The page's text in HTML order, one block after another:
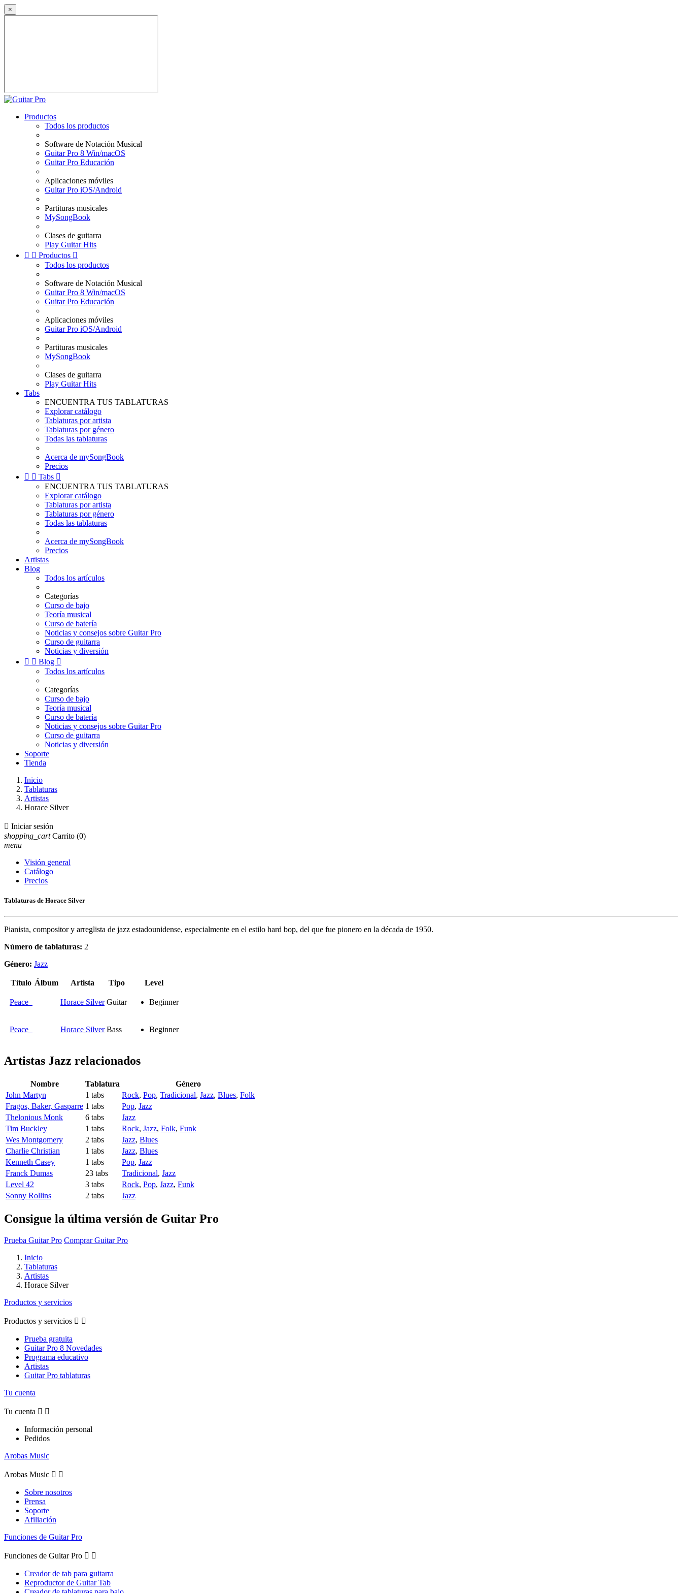
×
Productos
Todos los productos
Software de Notación Musical
Guitar Pro 8 Win/macOS
Guitar Pro Educación
Aplicaciones móviles
Guitar Pro iOS/Android
Partituras musicales
MySongBook
Clases de guitarra
Play Guitar Hits
  Productos 
Todos los productos
Software de Notación Musical
Guitar Pro 8 Win/macOS
Guitar Pro Educación
Aplicaciones móviles
Guitar Pro iOS/Android
Partituras musicales
MySongBook
Clases de guitarra
Play Guitar Hits
Tabs
ENCUENTRA TUS TABLATURAS
Explorar catálogo
Tablaturas por artista
Tablaturas por género
Todas las tablaturas
Acerca de mySongBook
Precios
  Tabs 
ENCUENTRA TUS TABLATURAS
Explorar catálogo
Tablaturas por artista
Tablaturas por género
Todas las tablaturas
Acerca de mySongBook
Precios
Artistas
Blog
Todos los artículos
Categorías
Curso de bajo
Teoría musical
Curso de batería
Noticias y consejos sobre Guitar Pro
Curso de guitarra
Noticias y diversión
  Blog 
Todos los artículos
Categorías
Curso de bajo
Teoría musical
Curso de batería
Noticias y consejos sobre Guitar Pro
Curso de guitarra
Noticias y diversión
Soporte
Tienda
Inicio
Tablaturas
Artistas
Horace Silver
 Iniciar sesión
shopping_cart Carrito (0)
menu
Visión general
Catálogo
Precios
Tablaturas de Horace Silver
Pianista, compositor y arreglista de jazz estadounidense, especialmente en el estilo hard bop, del que fue pionero en la década de 1950.
Número de tablaturas: 2
Género: Jazz
Título Álbum Artista Tipo Level
Peace Horace Silver Guitar Beginner
Peace Horace Silver Bass Beginner
Artistas Jazz relacionados
Nombre Tablatura
Género
John Martyn
1 tabs Rock, Pop, Tradicional, Jazz, Blues, Folk
Fragos, Baker, Gasparre 1 tabs Pop, Jazz
Thelonious Monk
6 tabs
Jazz
Tim Buckley
1 tabs Rock, Jazz, Folk, Funk
Wes Montgomery
2 tabs Jazz, Blues
Charlie Christian
1 tabs Jazz, Blues
Kenneth Casey
1 tabs Pop, Jazz
Franck Dumas
23 tabs Tradicional, Jazz
Level 42
3 tabs Rock, Pop, Jazz, Funk
Sonny Rollins
2 tabs Jazz
Consigue la última versión de Guitar Pro
Prueba Guitar Pro Comprar Guitar Pro
Inicio
Tablaturas
Artistas
Horace Silver
Productos y servicios
Productos y servicios  
Prueba gratuita
Guitar Pro 8 Novedades
Programa educativo
Artistas
Guitar Pro tablaturas
Tu cuenta
Tu cuenta  
Información personal
Pedidos
Arobas Music
Arobas Music  
Sobre nosotros
Prensa
Soporte
Afiliación
Funciones de Guitar Pro
Funciones de Guitar Pro  
Creador de tab para guitarra
Reproductor de Guitar Tab